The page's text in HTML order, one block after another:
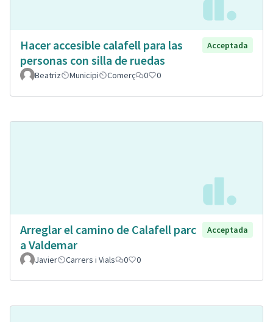
Hacer accesible calafell para las
personas con silla de ruedas
Acceptada
Beatriz Municipi Comerç 0 0
Arreglar el camino de Calafell parc
a Valdemar
Acceptada
Javier Carrers i Vials 0 0